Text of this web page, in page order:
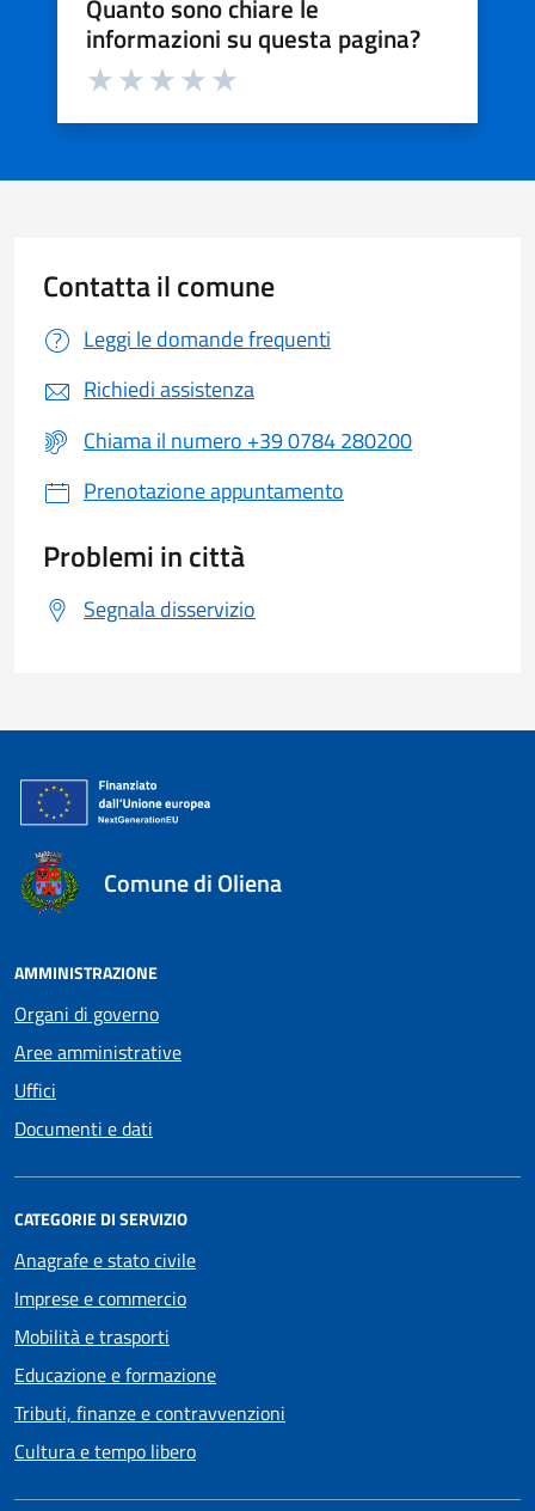
Quanto sono chiare le
informazioni su questa pagina?
Valuta da 1 a 5 stelle la pagina
Contatta il comune
Leggi le domande frequenti
Richiedi assistenza
Chiama il numero +39 0784 280200
Prenotazione appuntamento
Problemi in città
Segnala disservizio
Comune di Oliena
AMMINISTRAZIONE
Organi di governo
Aree amministrative
Uffici
Documenti e dati
CATEGORIE DI SERVIZIO
Anagrafe e stato civile
Imprese e commercio
Mobilità e trasporti
Educazione e formazione
Tributi, finanze e contravvenzioni
Cultura e tempo libero